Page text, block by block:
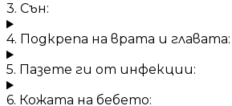
3. Сън:
4. Подкрепа на врата и главата:
5. Пазете ги от инфекции:
6. Кожата на бебето: